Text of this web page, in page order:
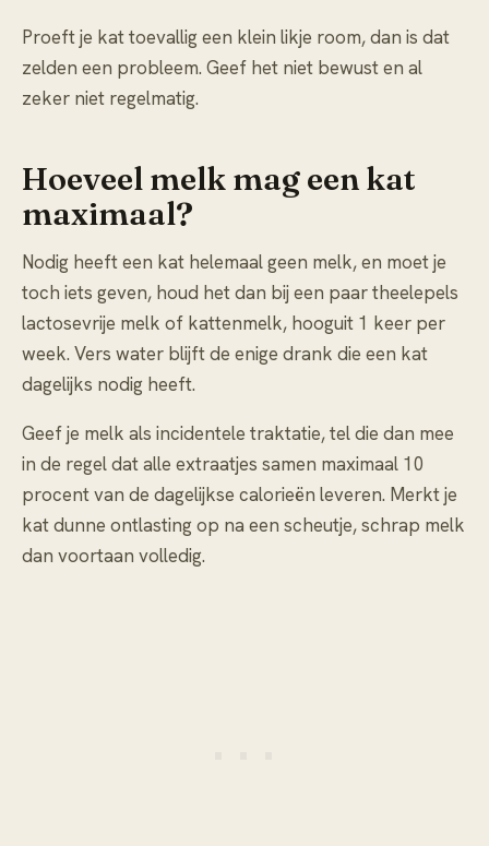
Proeft je kat toevallig een klein likje room, dan is dat
zelden een probleem. Geef het niet bewust en al
zeker niet regelmatig.
Hoeveel melk mag een kat
maximaal?
Nodig heeft een kat helemaal geen melk, en moet je
toch iets geven, houd het dan bij een paar theelepels
lactosevrije melk of kattenmelk, hooguit 1 keer per
week. Vers water blijft de enige drank die een kat
dagelijks nodig heeft.
Geef je melk als incidentele traktatie, tel die dan mee
in de regel dat alle extraatjes samen maximaal 10
procent van de dagelijkse calorieën leveren. Merkt je
kat dunne ontlasting op na een scheutje, schrap melk
dan voortaan volledig.